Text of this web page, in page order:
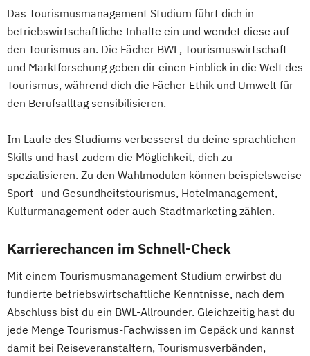
Das Tourismusmanagement Studium führt dich in
betriebswirtschaftliche Inhalte ein und wendet diese auf
den Tourismus an. Die Fächer BWL, Tourismuswirtschaft
und Marktforschung geben dir einen Einblick in die Welt des
Tourismus, während dich die Fächer Ethik und Umwelt für
den Berufsalltag sensibilisieren.
Im Laufe des Studiums verbesserst du deine sprachlichen
Skills und hast zudem die Möglichkeit, dich zu
spezialisieren. Zu den Wahlmodulen können beispielsweise
Sport- und Gesundheitstourismus, Hotelmanagement,
Kulturmanagement oder auch Stadtmarketing zählen.
Karrierechancen im Schnell-Check
Mit einem Tourismusmanagement Studium erwirbst du
fundierte betriebswirtschaftliche Kenntnisse, nach dem
Abschluss bist du ein BWL-Allrounder. Gleichzeitig hast du
jede Menge Tourismus-Fachwissen im Gepäck und kannst
damit bei Reiseveranstaltern, Tourismusverbänden,